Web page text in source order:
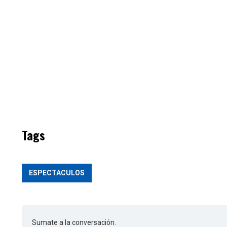
Tags
ESPECTACULOS
Sumate a la conversación.